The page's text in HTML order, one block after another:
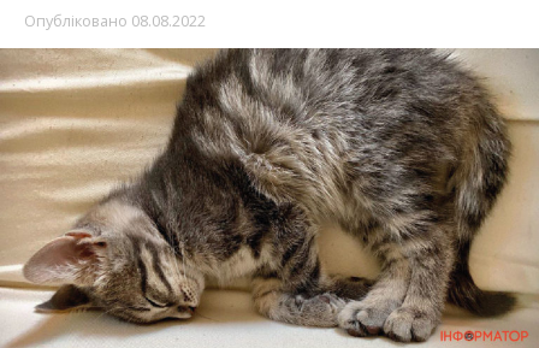
Опубліковано 08.08.2022